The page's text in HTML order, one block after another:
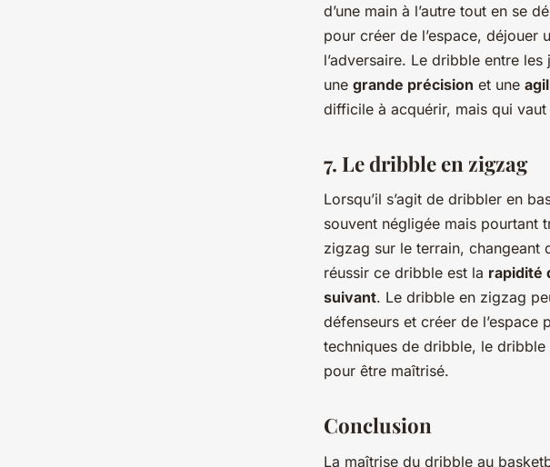
d’une main à l’autre tout en se
pour créer de l’espace, déjouer
l’adversaire. Le dribble entre
une grande précision et une
difficile à acquérir, mais qui vaut
7. Le dribble en zigzag
Lorsqu’il s’agit de dribbler en
souvent négligée mais pourtant
zigzag sur le terrain,
réussir ce dribble est la rapidité
suivant. Le dribble en zigzag
défenseurs et créer de l’espace
techniques de dribble, le
pour être maîtrisé.
Conclusion
La maîtrise du dribble au